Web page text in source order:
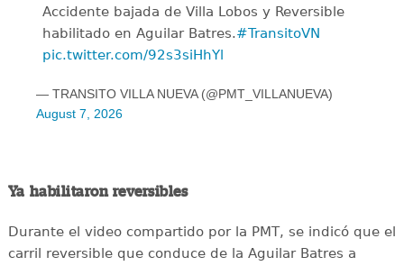
Accidente bajada de Villa Lobos y Reversible
habilitado en Aguilar Batres.#TransitoVN
pic.twitter.com/92s3siHhYl
— TRANSITO VILLA NUEVA (@PMT_VILLANUEVA)
August 7, 2026
Ya habilitaron reversibles
Durante el video compartido por la PMT, se indicó que el
carril reversible que conduce de la Aguilar Batres a